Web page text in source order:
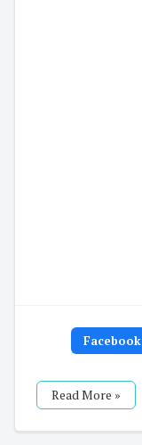
Facebook
Read More »